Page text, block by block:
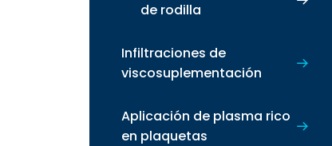
de rodilla
Infiltraciones de
viscosuplementación
Aplicación de plasma rico
en plaquetas